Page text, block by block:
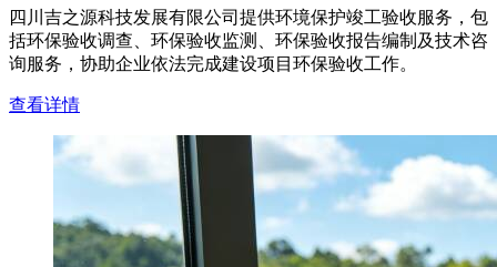
四川吉之源科技发展有限公司提供环境保护竣工验收服务，包
括环保验收调查、环保验收监测、环保验收报告编制及技术咨
询服务，协助企业依法完成建设项目环保验收工作。
查看详情